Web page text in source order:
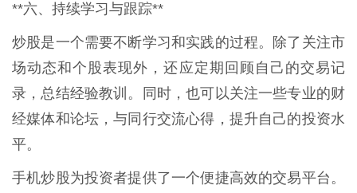
**六、持续学习与跟踪**
炒股是一个需要不断学习和实践的过程。除了关注市
场动态和个股表现外，还应定期回顾自己的交易记
录，总结经验教训。同时，也可以关注一些专业的财
经媒体和论坛，与同行交流心得，提升自己的投资水
平。
手机炒股为投资者提供了一个便捷高效的交易平台。